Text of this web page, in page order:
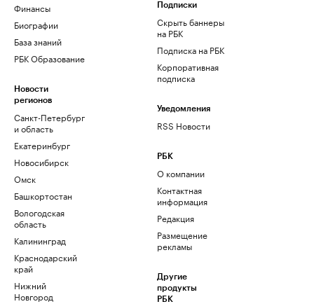
Финансы
Биографии
База знаний
РБК Образование
Новости
регионов
Санкт-Петербург
и область
Екатеринбург
Новосибирск
Омск
Башкортостан
Вологодская
область
Калининград
Краснодарский
край
Нижний
Новгород
Подписки
Скрыть баннеры
на РБК
Подписка на РБК
Корпоративная
подписка
Уведомления
RSS Новости
РБК
О компании
Контактная
информация
Редакция
Размещение
рекламы
Другие
продукты
РБК